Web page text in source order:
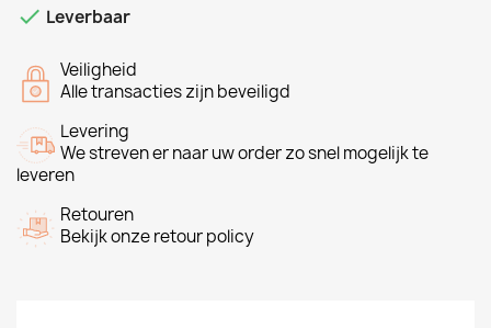
 Leverbaar
Veiligheid
Alle transacties zijn beveiligd
Levering
We streven er naar uw order zo snel mogelijk te
leveren
Retouren
Bekijk onze retour policy